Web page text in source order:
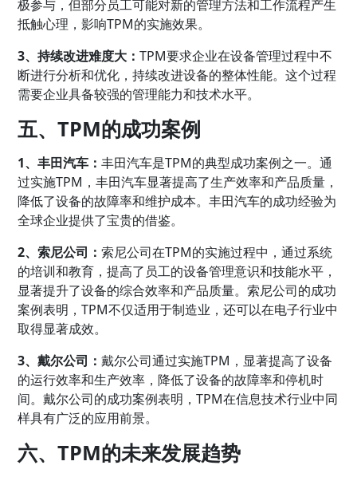
极参与，但部分员工可能对新的管理方法和工作流程产生
抵触心理，影响TPM的实施效果。
3、持续改进难度大：TPM要求企业在设备管理过程中不
断进行分析和优化，持续改进设备的整体性能。这个过程
需要企业具备较强的管理能力和技术水平。
五、TPM的成功案例
1、丰田汽车：丰田汽车是TPM的典型成功案例之一。通
过实施TPM，丰田汽车显著提高了生产效率和产品质量，
降低了设备的故障率和维护成本。丰田汽车的成功经验为
全球企业提供了宝贵的借鉴。
2、索尼公司：索尼公司在TPM的实施过程中，通过系统
的培训和教育，提高了员工的设备管理意识和技能水平，
显著提升了设备的综合效率和产品质量。索尼公司的成功
案例表明，TPM不仅适用于制造业，还可以在电子行业中
取得显著成效。
3、戴尔公司：戴尔公司通过实施TPM，显著提高了设备
的运行效率和生产效率，降低了设备的故障率和停机时
间。戴尔公司的成功案例表明，TPM在信息技术行业中同
样具有广泛的应用前景。
六、TPM的未来发展趋势